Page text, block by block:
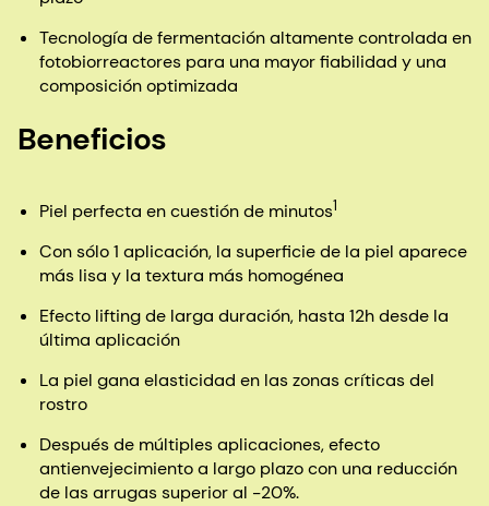
Tecnología de fermentación altamente controlada en
fotobiorreactores para una mayor fiabilidad y una
composición optimizada
Beneficios
Piel perfecta en cuestión de minutos1
Con sólo 1 aplicación, la superficie de la piel aparece
más lisa y la textura más homogénea
Efecto lifting de larga duración, hasta 12h desde la
última aplicación
La piel gana elasticidad en las zonas críticas del
rostro
Después de múltiples aplicaciones, efecto
antienvejecimiento a largo plazo con una reducción
de las arrugas superior al -20%.